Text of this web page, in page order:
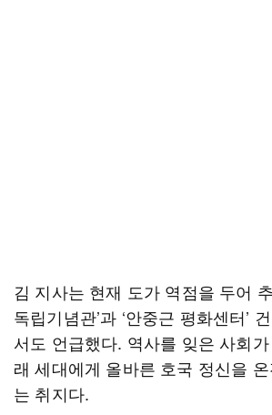
김 지사는 현재 도가 역점을 두어
독립기념관’과 ‘안중근 평화센터’
서도 언급했다. 역사를 잊은 사회
래 세대에게 올바른 호국 정신을
는 취지다.